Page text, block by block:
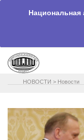
Национальная
НОВОСТИ > Новости